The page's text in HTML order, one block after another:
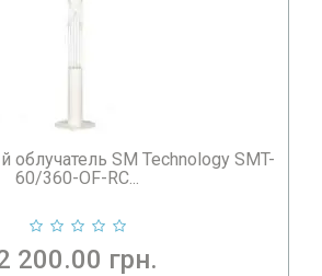
облучатель SM Technology SMT-
60/360-OF-RC...
200.00 грн.